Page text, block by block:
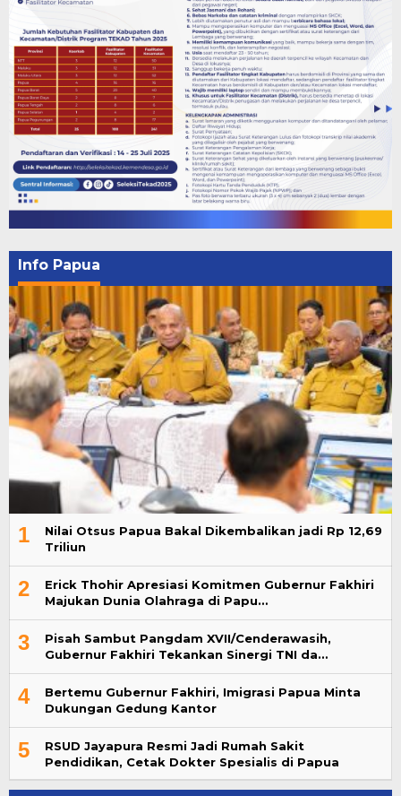
Info Papua
1
Nilai Otsus Papua Bakal Dikembalikan jadi Rp 12,69
Triliun
2
Erick Thohir Apresiasi Komitmen Gubernur Fakhiri
Majukan Dunia Olahraga di Papu…
3
Pisah Sambut Pangdam XVII/Cenderawasih,
Gubernur Fakhiri Tekankan Sinergi TNI da…
4
Bertemu Gubernur Fakhiri, Imigrasi Papua Minta
Dukungan Gedung Kantor
5
RSUD Jayapura Resmi Jadi Rumah Sakit
Pendidikan, Cetak Dokter Spesialis di Papua